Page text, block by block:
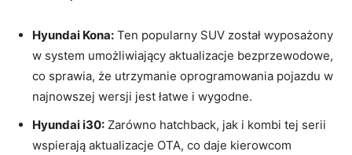
Hyundai Kona: ⁣Ten popularny ‍SUV został wyposażony⁢
w system umożliwiający aktualizacje bezprzewodowe,
co‍ sprawia, że utrzymanie oprogramowania ⁢pojazdu w
najnowszej wersji ‌jest łatwe i wygodne.
Hyundai i30: Zarówno hatchback, ⁢jak i kombi tej serii
wspierają aktualizacje OTA, co daje kierowcom